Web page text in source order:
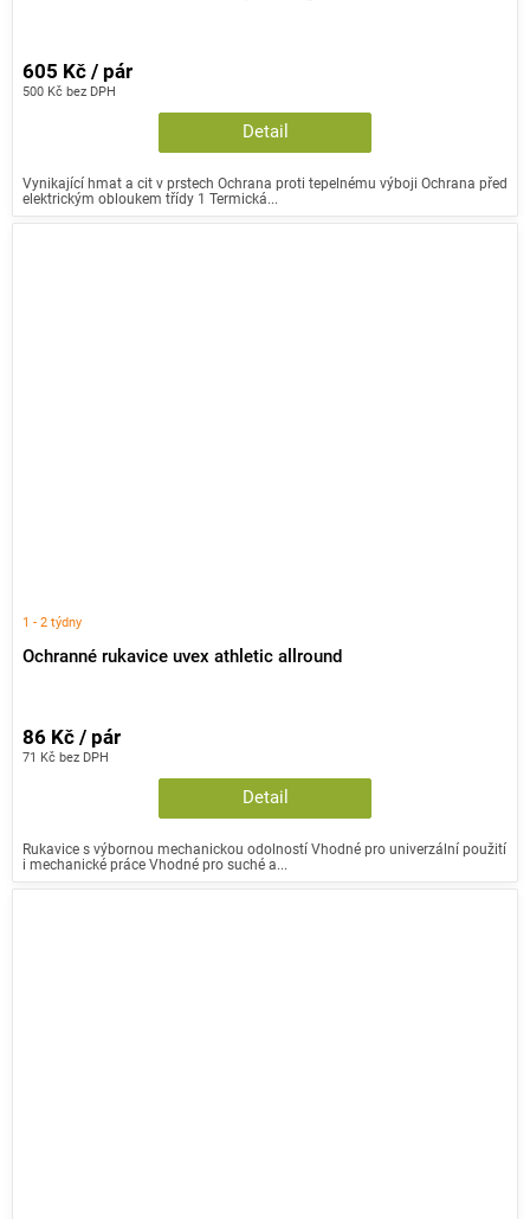
500 Kč bez DPH
605 Kč / pár
Detail
Vynikající hmat a cit v prstech Ochrana proti tepelnému výboji Ochrana před
elektrickým obloukem třídy 1 Termická...
Ochranné rukavice uvex athletic allround
1 - 2 týdny
71 Kč bez DPH
86 Kč / pár
Detail
Rukavice s výbornou mechanickou odolností Vhodné pro univerzální použití
i mechanické práce Vhodné pro suché a...